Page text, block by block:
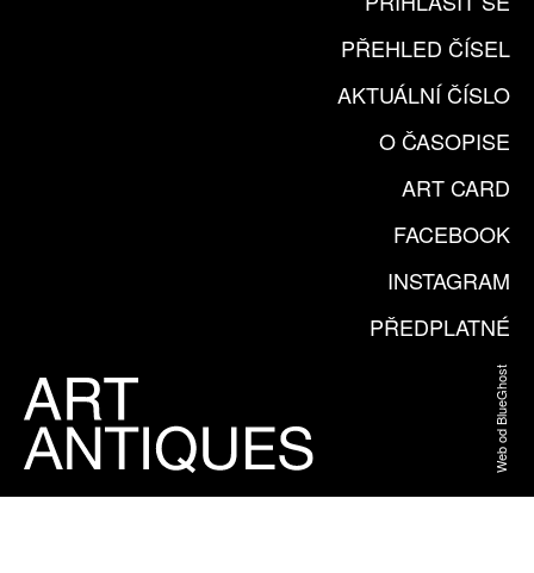
PŘEHLED ČÍSEL
AKTUÁLNÍ ČÍSLO
O ČASOPISE
ART CARD
FACEBOOK
INSTAGRAM
PŘEDPLATNÉ
Web od BlueGhost